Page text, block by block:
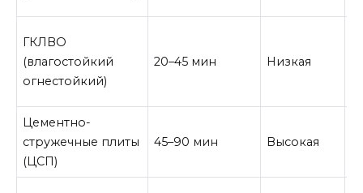
ГКЛВО
(влагостойкий
огнестойкий)
20–45 мин Низкая
Цементно-
стружечные плиты
(ЦСП)
45–90 мин Высокая